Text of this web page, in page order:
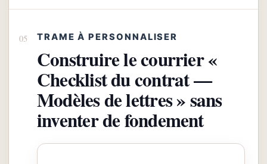
TRAME À PERSONNALISER
Construire le courrier «
Checklist du contrat —
Modèles de lettres » sans
inventer de fondement